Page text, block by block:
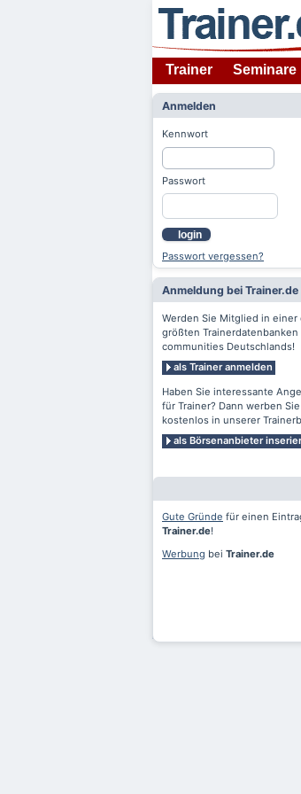
Trainer Seminare
Anmelden
Kennwort
Passwort
login
Passwort vergessen?
Anmeldung bei Trainer.de
Werden Sie Mitglied in einer
größten
communities Deutschlands!
als Trainer anmelden
Haben Sie interessante
für Trainer? Dann werben Sie
kostenlos in unserer
als Börsenanbieter
Gute Gründe für einen
Trainer.de!
Werbung bei Trainer.de